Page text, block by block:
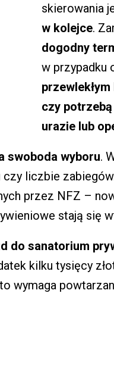
skierowania
w kolejce.
dogodny
w przypadku
czy
urazie lub
swoboda wyboru.
czy liczbie
przez NFZ –
stają się
do sanatorium
kilku tysięcy
wymaga